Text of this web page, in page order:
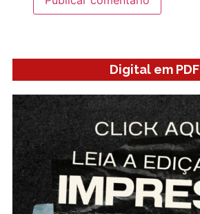
Digital em PDF